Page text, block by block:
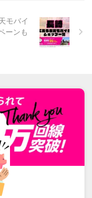
モバイ
ーンも